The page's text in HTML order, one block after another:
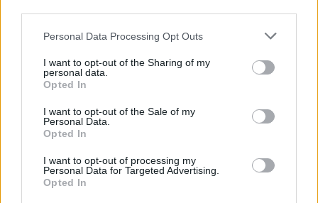
Please note that this website/app uses one or more Google
not limited to your visit or usage behaviour. You may click to
grant or deny consent to Google and its third-party tags to
use your data for below specified purposes in below Google
consent section.
Personal Data Processing Opt Outs
I want to opt-out of the Sharing of my
personal data.
Opted In
I want to opt-out of the Sale of my
Personal Data.
Opted In
I want to opt-out of processing my
Personal Data for Targeted Advertising.
Opted In
A BAROKK ÖSSZES ÁRNYALATA ÉS MÉG EGY SOR
KIVÁLÓ PROGRAM VÁR MINDENKIT EZEN A HÉTVÉGÉN
GYŐRBEN
Majka koncert, jóga szeánsz, “borhajózás” és egy csomó minden